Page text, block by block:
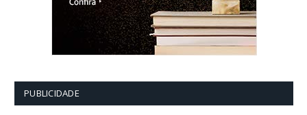
PUBLICIDADE